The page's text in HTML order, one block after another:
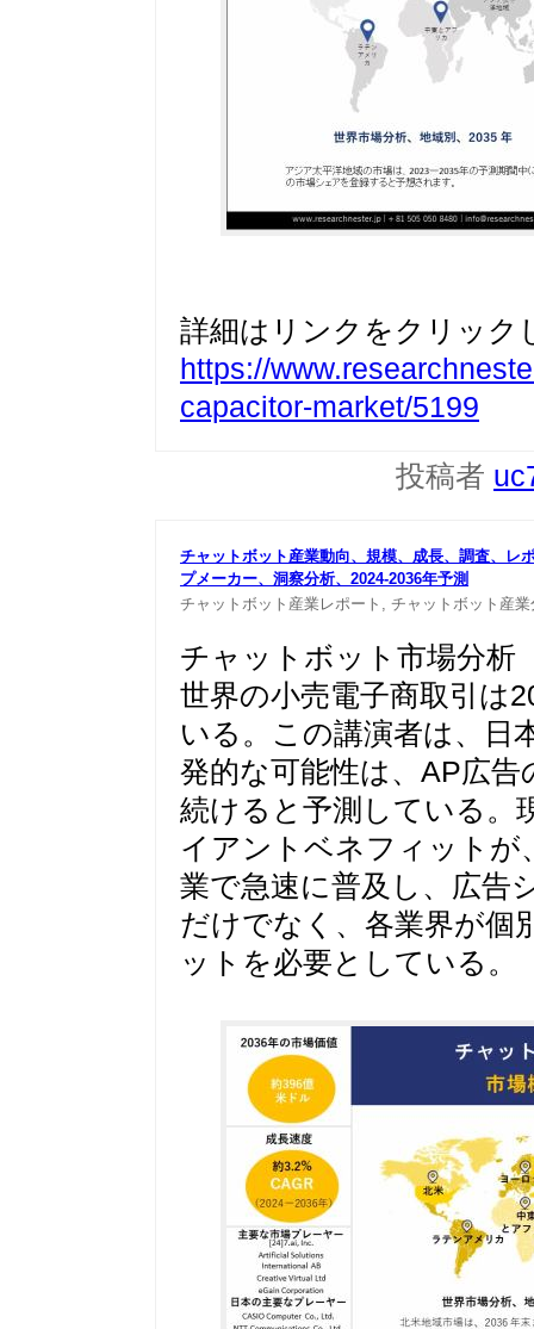
詳細はリンクをクリック
https://
capacitor-market/5199
投稿者
チャットボット産業動向、規模、成長、調査、レ
プメーカー、洞察分析、2024-2036年予測
チャットボット産業レポート, チャットボット産
チャットボット市場分析
世界の小売電子商取引は
いる。この講演者は、日
発的な可能性は、AP広
続けると予測している。
イアントベネフィットが
業で急速に普及し、広告
だけでなく、各業界が個
ットを必要としている。